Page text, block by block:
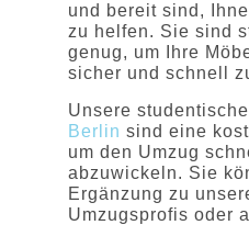
und bereit sind,
zu helfen. Sie sind
genug, um Ihre
sicher und schnell
Unsere
Berlin sind eine
um den Umzug
abzuwickeln. Sie
Ergänzung zu
Umzugsprofis oder